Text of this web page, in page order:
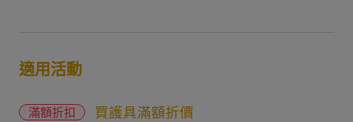
適用活動
滿額折扣 買護具滿額折價